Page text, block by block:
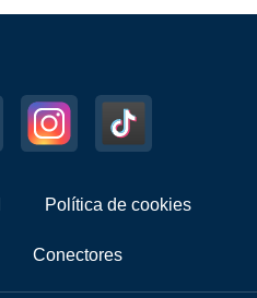
Política de cookies
Conectores